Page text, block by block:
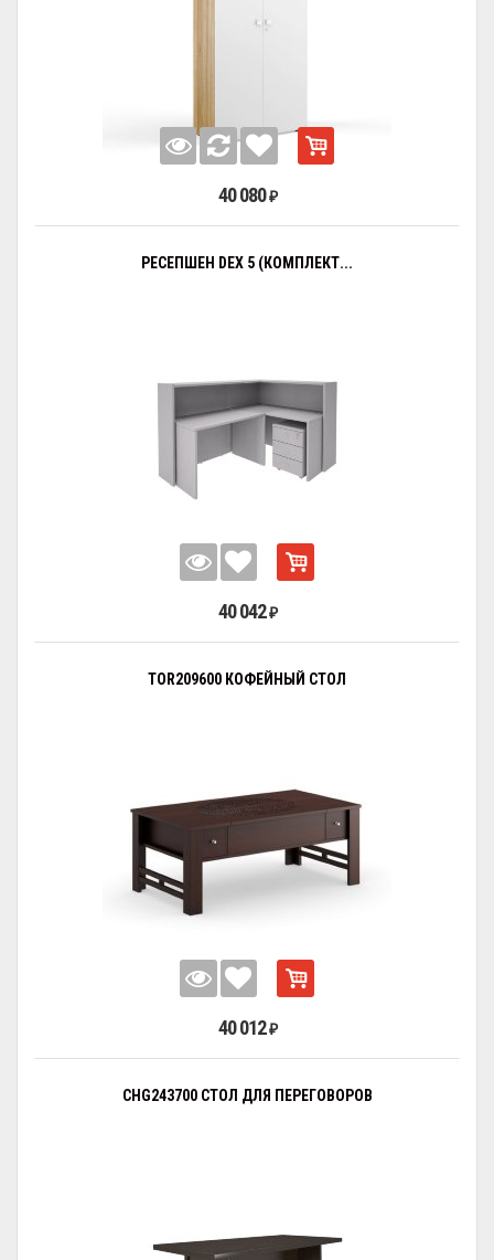
40 080 ₽
РЕСЕПШЕН DEX 5 (КОМПЛЕКТ...
40 042 ₽
TOR209600 КОФЕЙНЫЙ СТОЛ
40 012 ₽
CHG243700 СТОЛ ДЛЯ ПЕРЕГОВОРОВ